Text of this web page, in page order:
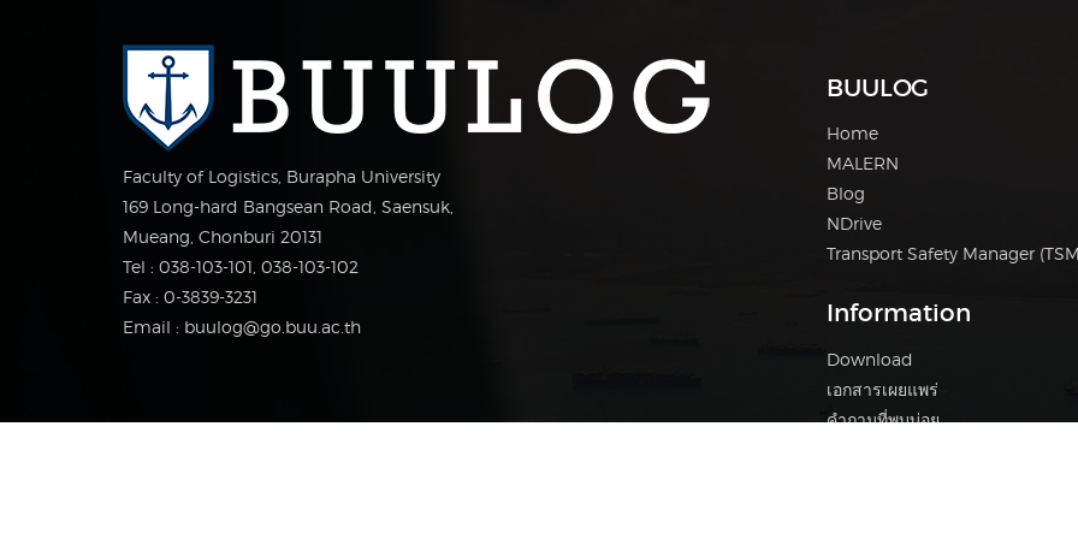
Faculty of Logistics, Burapha University
169 Long-hard Bangsean Road, Saensuk,
Mueang, Chonburi 20131
Tel : 038-103-101, 038-103-102
Fax : 0-3839-3231
Email : buulog@go.buu.ac.th
BUULOG
Home
MALERN
Blog
NDrive
Transport Safety Manager
Information
Download
เอกสารเผยแพร่
คำถามที่พบบ่อย